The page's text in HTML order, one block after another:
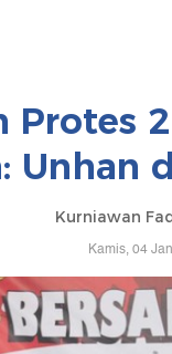
Protes
Unhan
Kurniawan
Kamis, 04